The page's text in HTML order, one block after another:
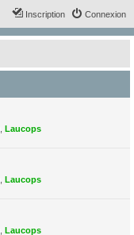
Connexion
Inscription
Laucops
Laucops
Laucops